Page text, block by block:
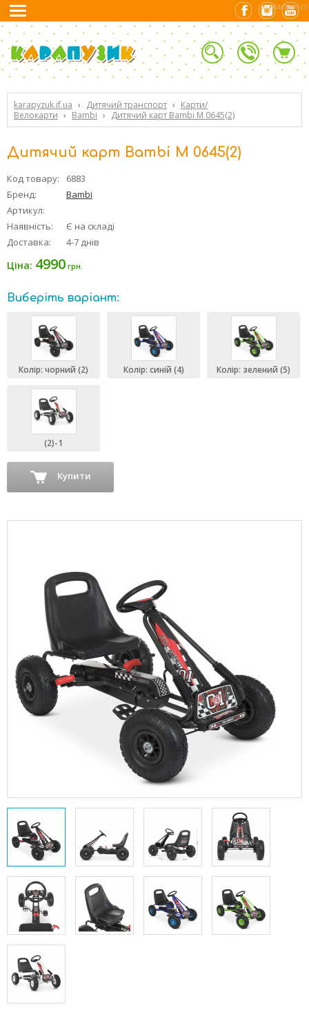
karapyzuk.if.ua › Дитячий транспорт › Карти/
Велокарти › Bambi › Дитячий карт Bambi M 0645(2)
Дитячий карт Bambi M 0645(2)
Код товару:
6883
Бренд:
Bambi
Артикул:
Наявність:
Є на складі
Доставка:
4-7 днів
Ціна: 4990 грн.
Виберіть варіант:
Колір: чорний (2) Колір: синій (4) Колір: зелений (5)
(2)-1
Купити
0.01763797 (7)